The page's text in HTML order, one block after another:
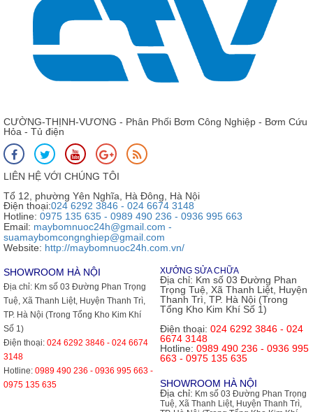
CƯỜNG-THỊNH-VƯƠNG - Phân Phối Bơm Công Nghiệp - Bơm Cứu
Hỏa - Tủ điện
LIÊN HỆ VỚI CHÚNG TÔI
Tổ 12, phường Yên Nghĩa, Hà Đông, Hà Nội
Điện thoại:024 6292 3846 - 024 6674 3148
Hotline: 0975 135 635 - 0989 490 236 - 0936 995 663
Email: maybomnuoc24h@gmail.com -
suamaybomcongnghiep@gmail.com
Website: http://maybomnuoc24h.com.vn/
SHOWROOM HÀ NỘI
Địa chỉ: Km số 03 Đường Phan Trọng
Tuệ, Xã Thanh Liệt, Huyện Thanh Trì,
TP. Hà Nội (Trong Tổng Kho Kim Khí
Số 1)
Điện thoại: 024 6292 3846 - 024 6674
3148
Hotline: 0989 490 236 - 0936 995 663 -
0975 135 635
XƯỞNG SỬA CHỮA
Địa chỉ: Km số 03 Đường Phan
Trọng Tuệ, Xã Thanh Liệt, Huyện
Thanh Trì, TP. Hà Nội (Trong
Tổng Kho Kim Khí Số 1)
Điện thoại: 024 6292 3846 - 024
6674 3148
Hotline: 0989 490 236 - 0936 995
663 - 0975 135 635
SHOWROOM HÀ NỘI
Địa chỉ: Km số 03 Đường Phan Trọng
Tuệ, Xã Thanh Liệt, Huyện Thanh Trì,